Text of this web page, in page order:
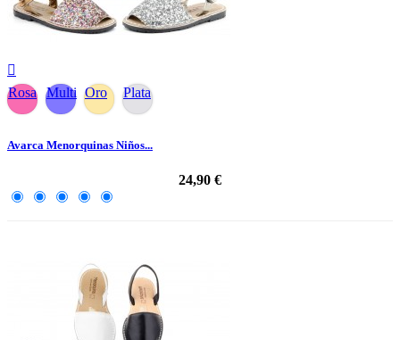

Rosa
Multi Oro Plata
Avarca Menorquinas Niños...
24,90 €